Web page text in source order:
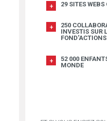
29 SITES WEBS
250
INVESTIS SUR
52 000
MONDE